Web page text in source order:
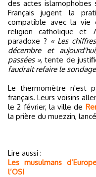
des actes
Français jugent la
compatible avec la vie
religion catholique et
paradoxe ? « Les
décembre et
passées », tente de
faudrait refaire le
Le thermomètre n'est
français. Leurs voisins
le 2 février, la ville de
la prière du muezzin,
Lire aussi :
Les musulmans
l’OSI